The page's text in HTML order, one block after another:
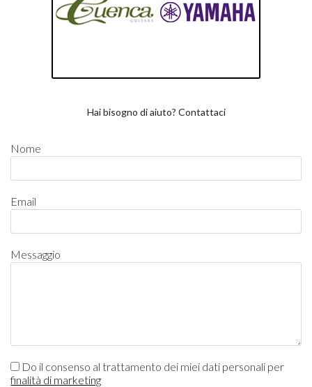
Hai bisogno di aiuto? Contattaci
Nome
Email
Messaggio
Do il consenso al trattamento dei miei dati personali per
finalità di marketing